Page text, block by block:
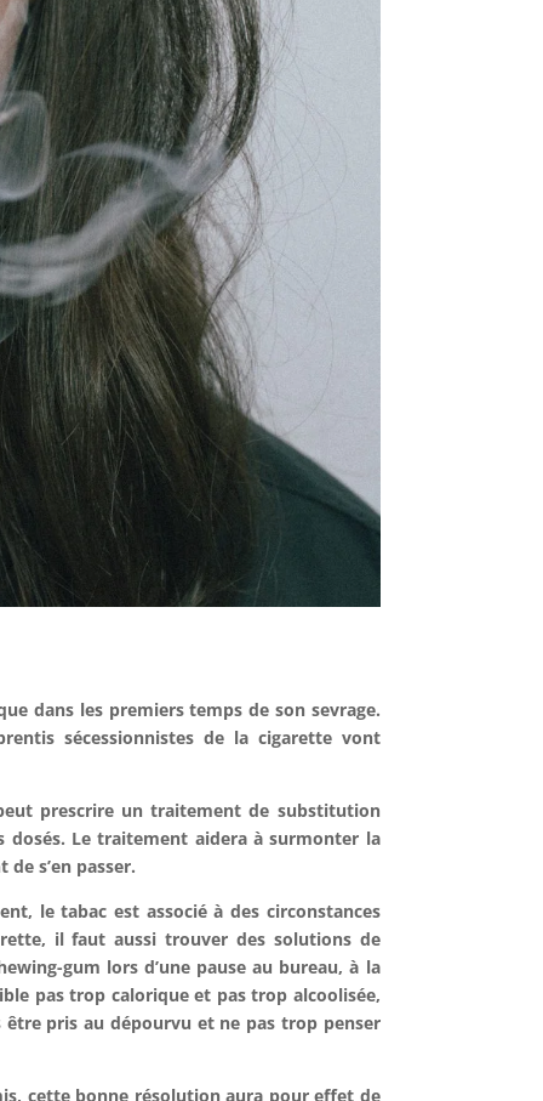
dans les premiers temps de son sevrage.
sécessionnistes de la cigarette vont
prescrire untraitement de substitution
dosés. Le traitement aidera à surmonter la
s’en passer.
le tabac est associé à des circonstances
il faut aussi trouver des solutions de
gum lors d’une pause au bureau, à la
pas trop calorique et pas trop alcoolisée,
être pris au dépourvu et ne pas trop penser
cette bonne résolution aura pour effet de